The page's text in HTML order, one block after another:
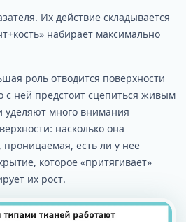
Их действие складывается
набирает максимально
роль отводится поверхности
с ней предстоит сцепиться живым
уделяют много внимания
насколько она
есть ли у нее
которое «притягивает»
их рост.